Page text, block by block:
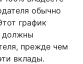
обычно
график
должны
прежде чем
вклады.